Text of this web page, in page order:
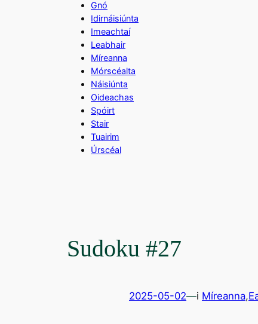
Gnó
Idirnáisiúnta
Imeachtaí
Leabhair
Míreanna
Mórscéalta
Náisiúnta
Oideachas
Spóirt
Stair
Tuairim
Úrscéal
Sudoku #27
2025-05-02—i Míreanna,